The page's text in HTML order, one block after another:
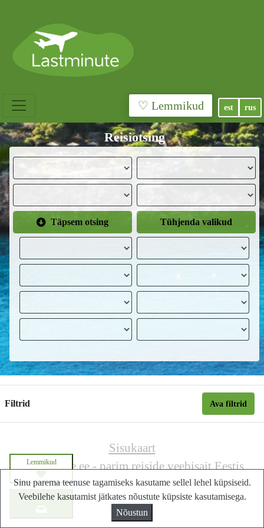
♡ Lemmikud est rus
Reisiotsing
Täpsem otsing Tühjenda valikud
Filtrid Ava filtrid
Küsi pakkumist
Lemmikud
Sisukaart
Lastminute.ee - parim reiside veebisait Eestis
Sinu parema teenuse tagamiseks kasutame sellel lehel küpsiseid.
Veebilehe kasutamist jätkates nõustute küpsiste kasutamisega.
Nõustun